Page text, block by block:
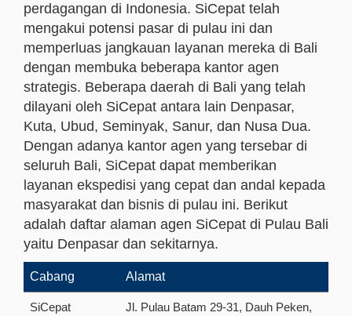
perdagangan di Indonesia. SiCepat telah
mengakui potensi pasar di pulau ini dan
memperluas jangkauan layanan mereka di Bali
dengan membuka beberapa kantor agen
strategis. Beberapa daerah di Bali yang telah
dilayani oleh SiCepat antara lain Denpasar,
Kuta, Ubud, Seminyak, Sanur, dan Nusa Dua.
Dengan adanya kantor agen yang tersebar di
seluruh Bali, SiCepat dapat memberikan
layanan ekspedisi yang cepat dan andal kepada
masyarakat dan bisnis di pulau ini. Berikut
adalah daftar alaman agen SiCepat di Pulau Bali
yaitu Denpasar dan sekitarnya.
Cabang Alamat
SiCepat
Jl. Pulau Batam 29-31, Dauh Peken,